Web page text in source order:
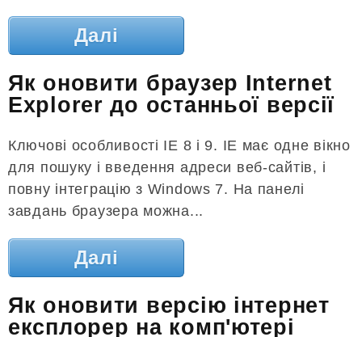
Далі
Як оновити браузер Internet
Explorer до останньої версії
Ключові особливості IE 8 і 9. IE має одне вікно
для пошуку і введення адреси веб-сайтів, і
повну інтеграцію з Windows 7. На панелі
завдань браузера можна...
Далі
Як оновити версію інтернет
експлорер на комп'ютері